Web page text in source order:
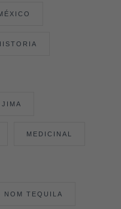
JIMA
MEDICINAL
NOM TEQUILA